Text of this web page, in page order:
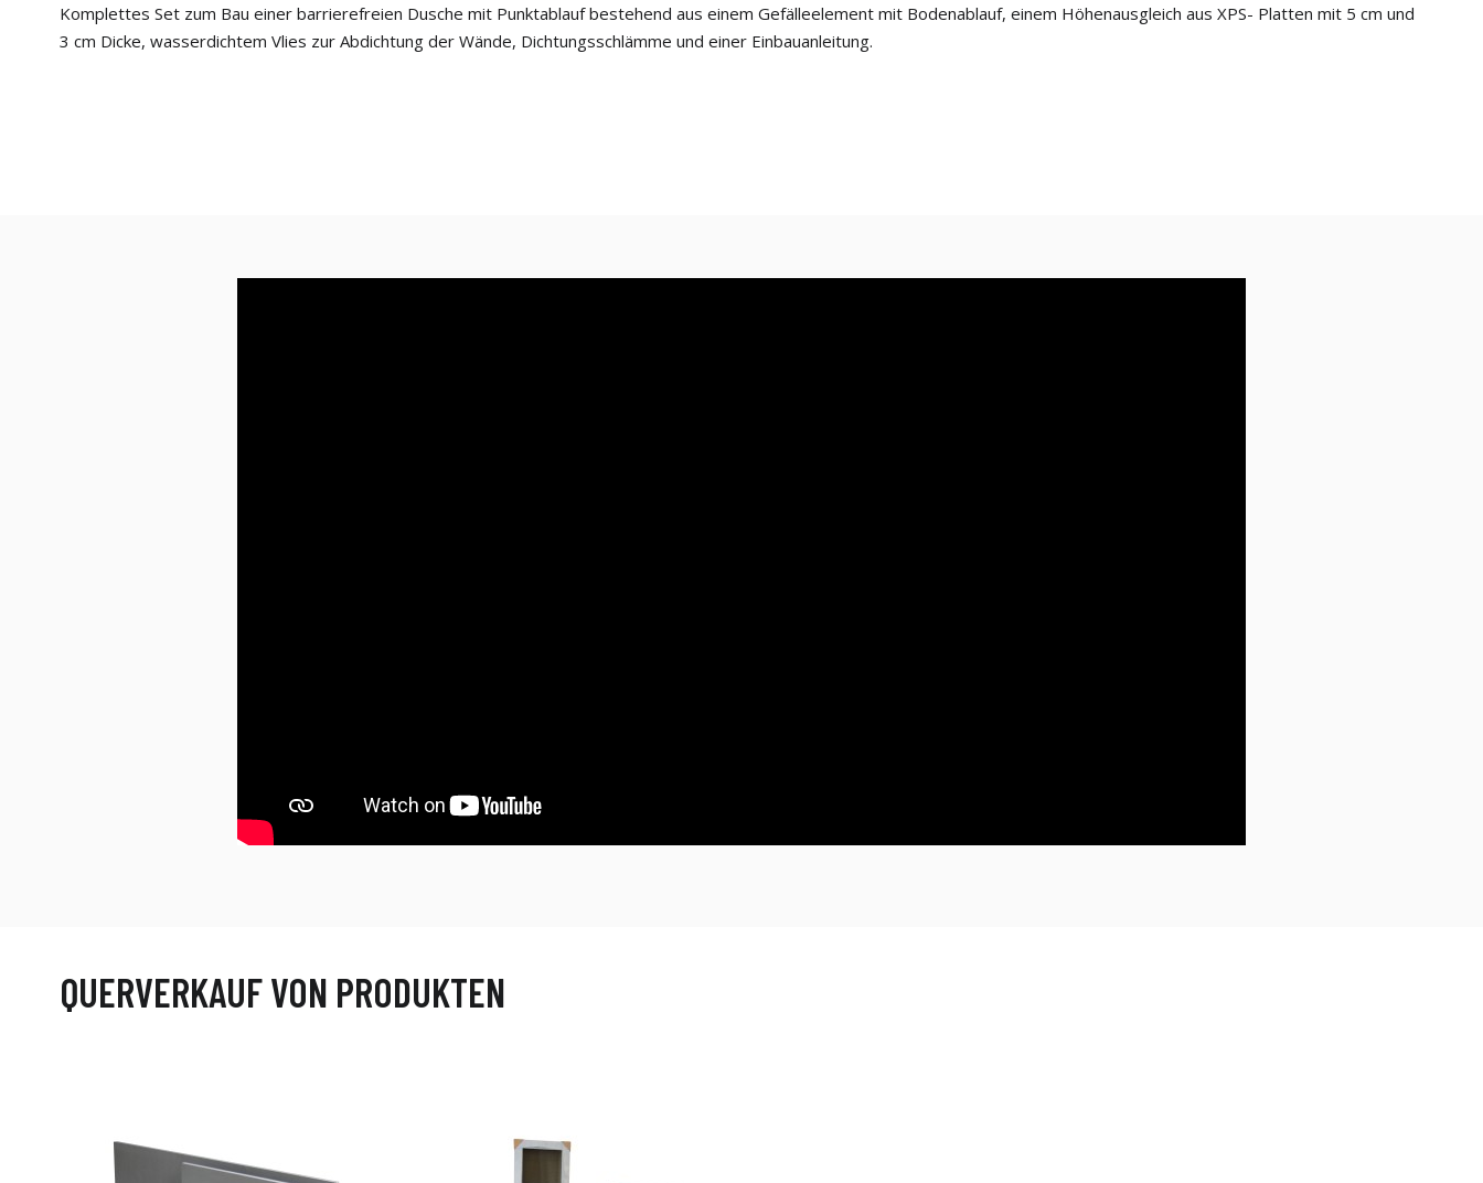
Komplettes Set zum Bau einer barrierefreien Dusche mit Punktablauf bestehend aus einem Gefälleelement mit Bodenablauf, einem Höhenausgleich aus XPS- Platten mit 5 cm und
3 cm Dicke, wasserdichtem Vlies zur Abdichtung der Wände, Dichtungsschlämme und einer Einbauanleitung.
QUERVERKAUF VON PRODUKTEN